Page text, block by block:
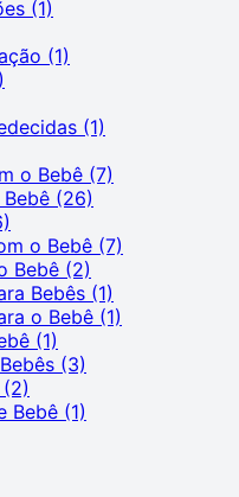
(1)
(1)
(1)
o Bebê (7)
(26)
o Bebê (7)
Bebê (2)
Bebês (1)
o Bebê (1)
(1)
(3)
(2)
Bebê (1)